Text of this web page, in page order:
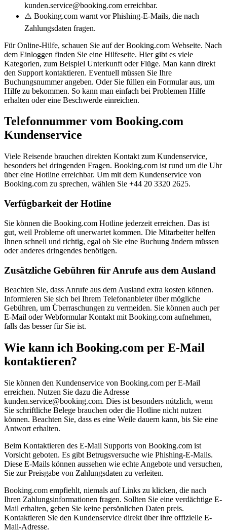
kunden.service@booking.com erreichbar.
⚠️ Booking.com warnt vor Phishing-E-Mails, die nach
Zahlungsdaten fragen.
Für Online-Hilfe, schauen Sie auf der Booking.com Webseite. Nach
dem Einloggen finden Sie eine Hilfeseite. Hier gibt es viele
Kategorien, zum Beispiel Unterkunft oder Flüge. Man kann direkt
den Support kontaktieren. Eventuell müssen Sie Ihre
Buchungsnummer angeben. Oder Sie füllen ein Formular aus, um
Hilfe zu bekommen. So kann man einfach bei Problemen Hilfe
erhalten oder eine Beschwerde einreichen.
Telefonnummer vom Booking.com
Kundenservice
Viele Reisende brauchen direkten Kontakt zum Kundenservice,
besonders bei dringenden Fragen. Booking.com ist rund um die Uhr
über eine Hotline erreichbar. Um mit dem Kundenservice von
Booking.com zu sprechen, wählen Sie +44 20 3320 2625.
Verfügbarkeit der Hotline
Sie können die Booking.com Hotline jederzeit erreichen. Das ist
gut, weil Probleme oft unerwartet kommen. Die Mitarbeiter helfen
Ihnen schnell und richtig, egal ob Sie eine Buchung ändern müssen
oder anderes dringendes benötigen.
Zusätzliche Gebühren für Anrufe aus dem Ausland
Beachten Sie, dass Anrufe aus dem Ausland extra kosten können.
Informieren Sie sich bei Ihrem Telefonanbieter über mögliche
Gebühren, um Überraschungen zu vermeiden. Sie können auch per
E-Mail oder Webformular Kontakt mit Booking.com aufnehmen,
falls das besser für Sie ist.
Wie kann ich Booking.com per E-Mail
kontaktieren?
Sie können den Kundenservice von Booking.com per E-Mail
erreichen. Nutzen Sie dazu die Adresse
kunden.service@booking.com. Dies ist besonders nützlich, wenn
Sie schriftliche Belege brauchen oder die Hotline nicht nutzen
können. Beachten Sie, dass es eine Weile dauern kann, bis Sie eine
Antwort erhalten.
Beim Kontaktieren des E-Mail Supports von Booking.com ist
Vorsicht geboten. Es gibt Betrugsversuche wie Phishing-E-Mails.
Diese E-Mails können aussehen wie echte Angebote und versuchen,
Sie zur Preisgabe von Zahlungsdaten zu verleiten.
Booking.com empfiehlt, niemals auf Links zu klicken, die nach
Ihren Zahlungsinformationen fragen. Sollten Sie eine verdächtige E-
Mail erhalten, geben Sie keine persönlichen Daten preis.
Kontaktieren Sie den Kundenservice direkt über ihre offizielle E-
Mail-Adresse.